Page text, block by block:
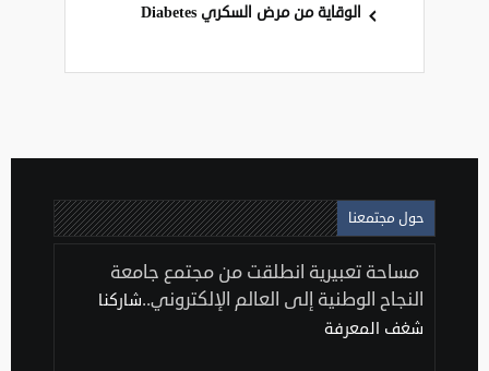
الوقاية من مرض السكري Diabetes
حول مجتمعنا
مساحة تعبيرية انطلقت من مجتمع جامعة
النجاح الوطنية إلى العالم الإلكتروني..شاركنا
شغف المعرفة